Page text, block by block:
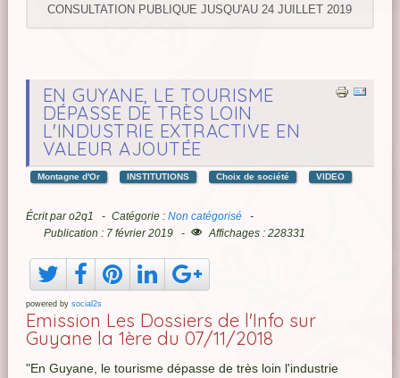
CONSULTATION PUBLIQUE JUSQU'AU 24 JUILLET 2019
EN GUYANE, LE TOURISME
DÉPASSE DE TRÈS LOIN
L'INDUSTRIE EXTRACTIVE EN
VALEUR AJOUTÉE
Montagne d'Or INSTITUTIONS Choix de société VIDEO
Écrit paro2q1 Catégorie : Non catégorisé
Publication : 7 février 2019
Affichages : 228331
powered by social2s
Emission Les Dossiers de l'Info sur
Guyane la 1ère du 07/11/2018
"En Guyane, le tourisme dépasse de très loin l'industrie